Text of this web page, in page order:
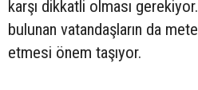
karşı dikkatli olması
bulunan vatandaşların da
etmesi önem taşıyor.